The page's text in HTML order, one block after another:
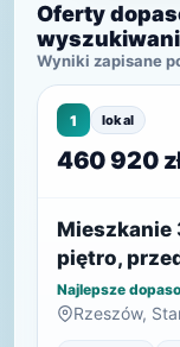
Oferty
Wyniki zapisane
1 lokal
460 920
Mieszkanie
piętro,
Najlepsze
Rzeszów,